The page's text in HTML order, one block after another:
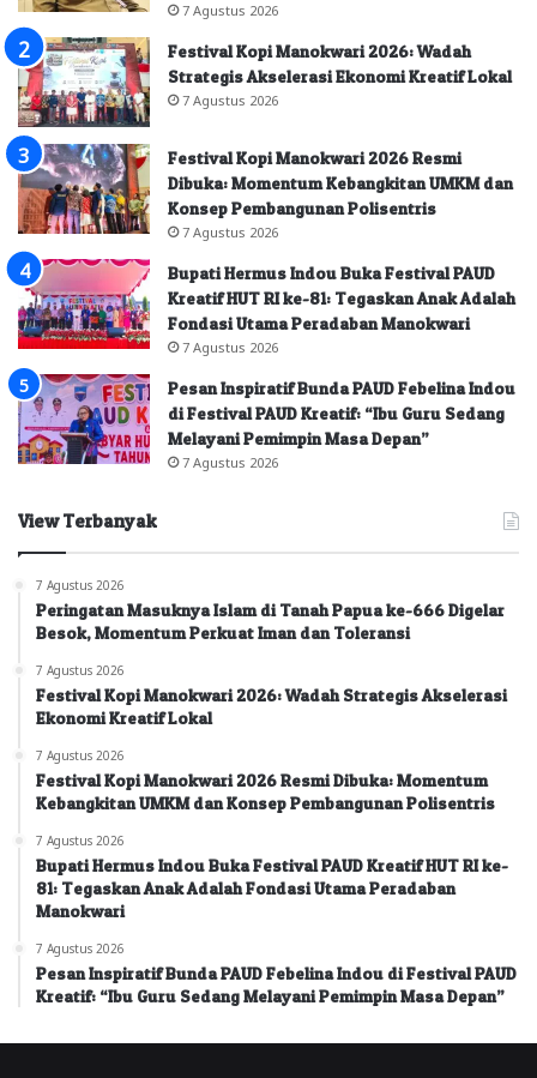
7 Agustus 2026
Festival Kopi Manokwari 2026: Wadah
Strategis Akselerasi Ekonomi Kreatif Lokal
7 Agustus 2026
Festival Kopi Manokwari 2026 Resmi
Dibuka: Momentum Kebangkitan UMKM dan
Konsep Pembangunan Polisentris
7 Agustus 2026
Bupati Hermus Indou Buka Festival PAUD
Kreatif HUT RI ke-81: Tegaskan Anak Adalah
Fondasi Utama Peradaban Manokwari
7 Agustus 2026
Pesan Inspiratif Bunda PAUD Febelina Indou
di Festival PAUD Kreatif: “Ibu Guru Sedang
Melayani Pemimpin Masa Depan”
7 Agustus 2026
View Terbanyak
7 Agustus 2026
Peringatan Masuknya Islam di Tanah Papua ke-666 Digelar
Besok, Momentum Perkuat Iman dan Toleransi
7 Agustus 2026
Festival Kopi Manokwari 2026: Wadah Strategis Akselerasi
Ekonomi Kreatif Lokal
7 Agustus 2026
Festival Kopi Manokwari 2026 Resmi Dibuka: Momentum
Kebangkitan UMKM dan Konsep Pembangunan Polisentris
7 Agustus 2026
Bupati Hermus Indou Buka Festival PAUD Kreatif HUT RI ke-
81: Tegaskan Anak Adalah Fondasi Utama Peradaban
Manokwari
7 Agustus 2026
Pesan Inspiratif Bunda PAUD Febelina Indou di Festival PAUD
Kreatif: “Ibu Guru Sedang Melayani Pemimpin Masa Depan”